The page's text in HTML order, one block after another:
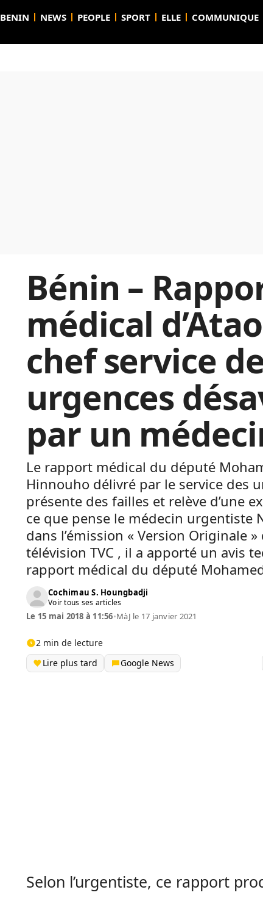
BENIN NEWS PEOPLE SPORT ELLE COMMUNIQUE
Bénin –
médical
chef service
urgences
par un
Le rapport médical du député
Hinnouho délivré par le service des
présente des failles et relève d’une
ce que pense le médecin urgentiste
dans l’émission « Version Originale
télévision TVC , il a apporté un avis
rapport médical du député
Cochimau S. Houngbadji
Voir tous ses articles
Le 15 mai 2018 à 11:56•MàJ le 17 janvier 2021
2 min de lecture
Lire plus tard
Google News
Selon l’urgentiste, ce rapport